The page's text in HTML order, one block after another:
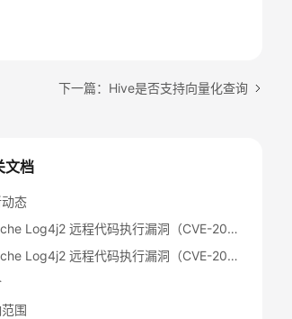
下一篇：Hive是否支持向量化查询
文档
态
Apache Log4j2 远程代码执行漏洞（CVE-2021-44228）公告
Apache Log4j2 远程代码执行漏洞（CVE-2021-44228）修复指导
围